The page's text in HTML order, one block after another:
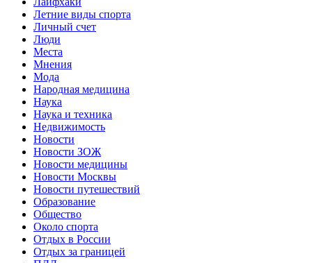
Летние виды спорта
Личный счет
Люди
Места
Мнения
Мода
Народная медицина
Наука
Наука и техника
Недвижимость
Новости
Новости ЗОЖ
Новости медицины
Новости Москвы
Новости путешествий
Образование
Общество
Около спорта
Отдых в России
Отдых за границей